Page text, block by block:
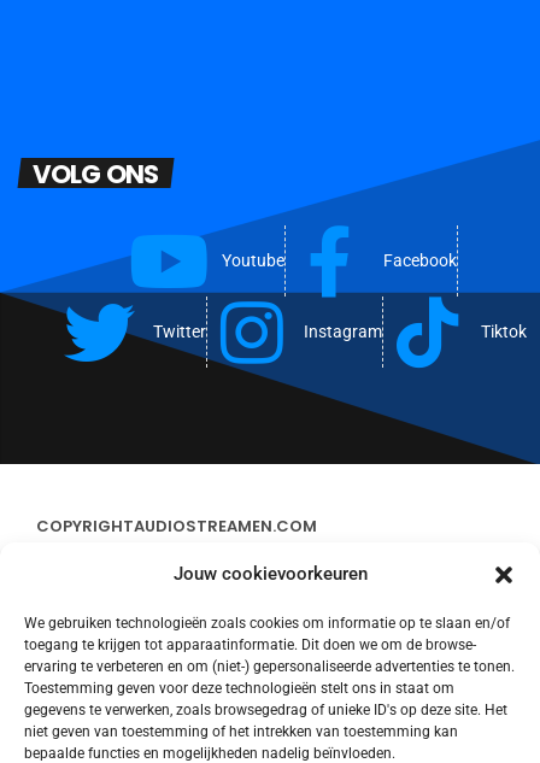
Jouw cookievoorkeuren
We gebruiken technologieën zoals cookies om informatie op te slaan en/of
toegang te krijgen tot apparaatinformatie. Dit doen we om de browse-
ervaring te verbeteren en om (niet-) gepersonaliseerde advertenties te tonen.
Toestemming geven voor deze technologieën stelt ons in staat om
gegevens te verwerken, zoals browsegedrag of unieke ID's op deze site. Het
niet geven van toestemming of het intrekken van toestemming kan
bepaalde functies en mogelijkheden nadelig beïnvloeden.
VOLG ONS
Youtube Facebook
Twitter Instagram Tiktok
COPYRIGHTAUDIOSTREAMEN.COM
CONTACT
STREAMS